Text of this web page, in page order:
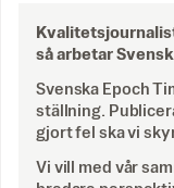
så arbetar
Svenska Epoch
ställning.
gjort fel ska vi
Vi vill med vår